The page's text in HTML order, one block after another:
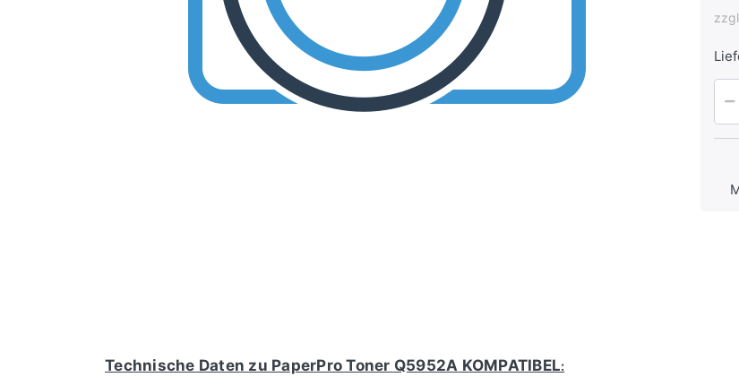
Technische Daten zu PaperPro Toner Q5952A KOMPATIBEL: